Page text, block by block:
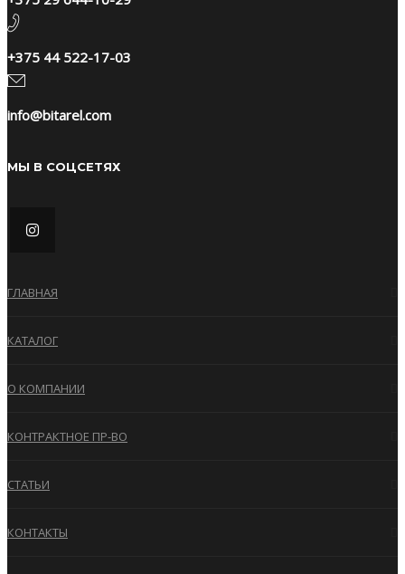
+375 44 522-17-03
info@bitarel.com
МЫ В СОЦСЕТЯХ
ГЛАВНАЯ
КАТАЛОГ
О КОМПАНИИ
КОНТРАКТНОЕ ПР-ВО
СТАТЬИ
КОНТАКТЫ